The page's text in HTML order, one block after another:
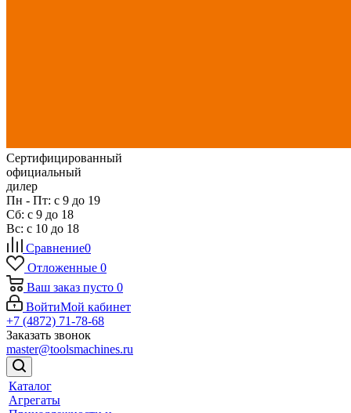
Сертифицированный
официальный
дилер
Пн - Пт: с 9 до 19
Сб: с 9 до 18
Вс: с 10 до 18
Сравнение0
Отложенные 0
Ваш заказ пусто 0
ВойтиМой кабинет
+7 (4872) 71-78-68
Заказать звонок
master@toolsmachines.ru
Каталог
Агрегаты